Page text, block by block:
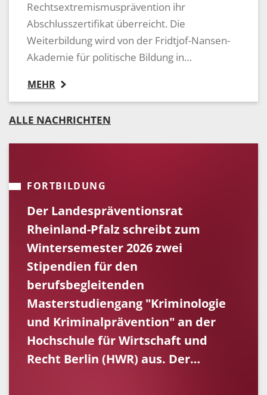
ALLE NACHRICHTEN
Rechtsextremismusprävention ihr
Abschlusszertifikat überreicht. Die
Weiterbildung wird von der Fridtjof-Nansen-
Akademie für politische Bildung in…
MEHR
FORTBILDUNG
Der Landespräventionsrat
Rheinland-Pfalz schreibt zum
Wintersemester 2026 zwei
Stipendien für den
berufsbegleitenden
Masterstudiengang "Kriminologie
und Kriminalprävention" an der
Hochschule für Wirtschaft und
Recht Berlin (HWR) aus. Der…